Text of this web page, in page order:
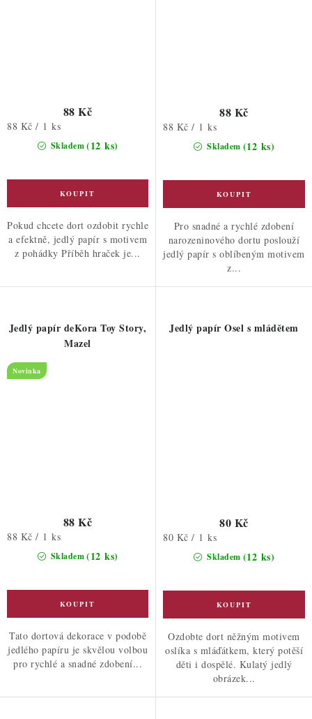
Skladem(12 ks)
88 Kč
Měrná
88 Kč / 1 ks
Pokud chcete dort ozdobit rychle
a efektně, jedlý papír s motivem
z pohádky Příběh hraček je...
Skladem (12 ks)
88 Kč
Měrná
88 Kč / 1 ks
Pro snadné a rychlé zdobení
narozeninového dortu poslouží
jedlý papír s oblíbeným motivem
z...
Jedlý papír deKora Toy Story,
Mazel
Novinka
Skladem(12 ks)
88 Kč
Měrná
88 Kč / 1 ks
Tato dortová dekorace v podobě
jedlého papíru je skvělou volbou
pro rychlé a snadné zdobení...
Jedlý papír Osel s mládětem
Skladem (12 ks)
80 Kč
Měrná
80 Kč / 1 ks
Ozdobte dort něžným motivem
oslíka s mláďátkem, který potěší
děti i dospělé. Kulatý jedlý
obrázek...